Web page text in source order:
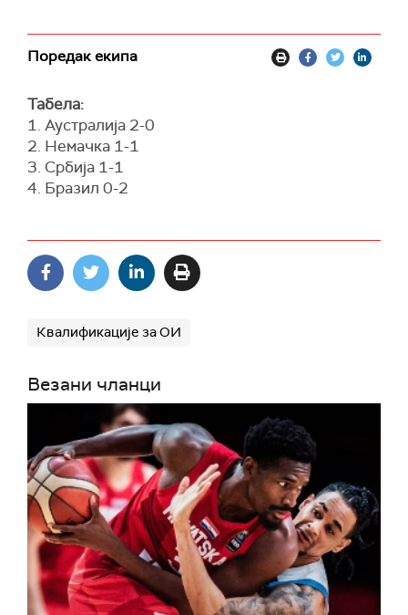
Поредак екипа
Табела:
1. Аустралија 2-0
2. Немачка 1-1
3. Србија 1-1
4. Бразил 0-2
Квалификације за ОИ
Везани чланци